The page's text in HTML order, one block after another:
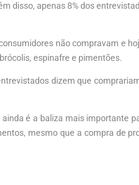
disso, apenas 8% dos
não compravam e
espinafre e pimentões.
dizem que
é a baliza mais importante
mesmo que a compra de